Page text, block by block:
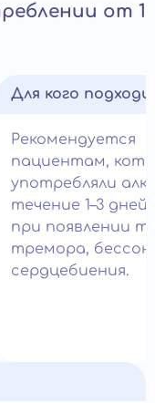
от 1
Для кого
Рекомендуется
пациентам,
употребляли
течение 1–3
при появлении
тремора,
сердцебиения.